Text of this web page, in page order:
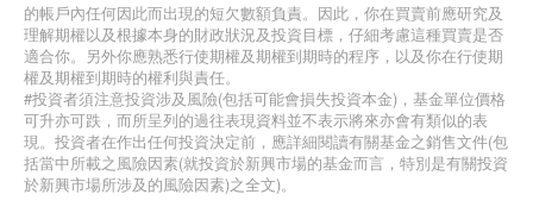
的帳戶內任何因此而出現的短欠數額負責。因此，你在買賣前應研究及
理解期權以及根據本身的財政狀況及投資目標，仔細考慮這種買賣是否
適合你。另外你應熟悉行使期權及期權到期時的程序，以及你在行使期
權及期權到期時的權利與責任。
#投資者須注意投資涉及風險(包括可能會損失投資本金)，基金單位價格
可升亦可跌，而所呈列的過往表現資料並不表示將來亦會有類似的表
現。投資者在作出任何投資決定前，應詳細閱讀有關基金之銷售文件(包
括當中所載之風險因素(就投資於新興市場的基金而言，特別是有關投資
於新興市場所涉及的風險因素)之全文)。